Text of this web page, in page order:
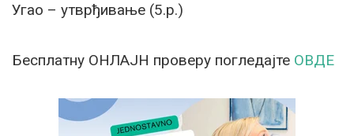
Угао – утврђивање (5.р.)
Бесплатну ОНЛАЈН проверу погледајте ОВДЕ